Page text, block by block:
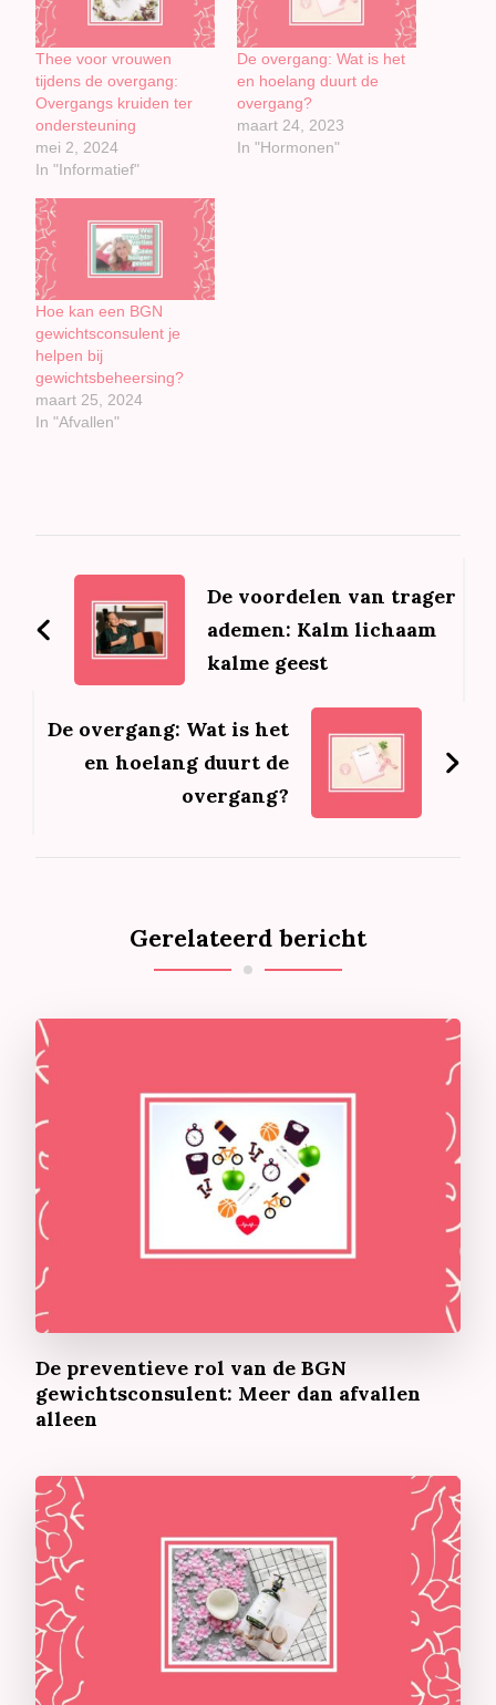
Thee voor vrouwen
tijdens de overgang:
Overgangs kruiden ter
ondersteuning
mei 2, 2024
In "Informatief"
De overgang: Wat is het
en hoelang duurt de
overgang?
maart 24, 2023
In "Hormonen"
Hoe kan een BGN
gewichtsconsulent je
helpen bij
gewichtsbeheersing?
maart 25, 2024
In "Afvallen"
navigatie
De voordelen van trager
ademen: Kalm lichaam
kalme geest
De overgang: Wat is het
en hoelang duurt de
overgang?
Gerelateerd bericht
De preventieve rol van de BGN
gewichtsconsulent: Meer dan afvallen
alleen